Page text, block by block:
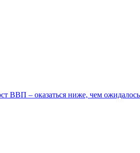
ВВП – оказаться ниже, чем ожидалось